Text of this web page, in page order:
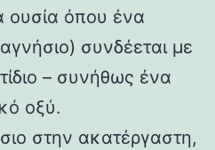
ουσία όπου ένα
συνδέεται με
– συνήθως ένα
οξύ.
στην ακατέργαστη,